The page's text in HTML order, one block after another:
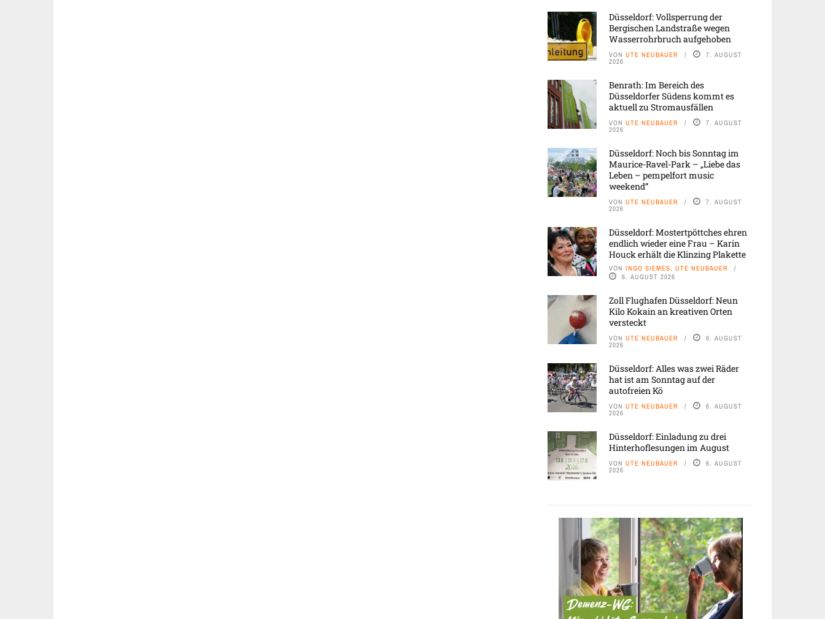
Düsseldorf: Vollsperrung der
Bergischen Landstraße wegen
Wasserrohrbruch aufgehoben
VON UTE NEUBAUER 7. AUGUST
2026
Benrath: Im Bereich des
Düsseldorfer Südens kommt es
aktuell zu Stromausfällen
VON UTE NEUBAUER 7. AUGUST
2026
Düsseldorf: Noch bis Sonntag im
Maurice-Ravel-Park – „Liebe das
Leben – pempelfort music
weekend“
VON UTE NEUBAUER 7. AUGUST
2026
Düsseldorf: Mostertpöttches ehren
endlich wieder eine Frau – Karin
Houck erhält die Klinzing Plakette
VON INGO SIEMES, UTE NEUBAUER
6. AUGUST 2026
Zoll Flughafen Düsseldorf: Neun
Kilo Kokain an kreativen Orten
versteckt
VON UTE NEUBAUER 6. AUGUST
2026
Düsseldorf: Alles was zwei Räder
hat ist am Sonntag auf der
autofreien Kö
VON UTE NEUBAUER 6. AUGUST
2026
Düsseldorf: Einladung zu drei
Hinterhoflesungen im August
VON UTE NEUBAUER 6. AUGUST
2026